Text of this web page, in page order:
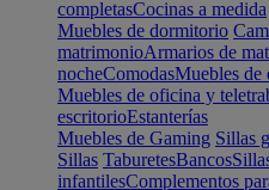
completasCocinas a medida
Muebles de dormitorio
matrimonioArmarios de
nocheComodasMuebles
Muebles de oficina y
escritorioEstanterías
Muebles de Gaming Sillas
Sillas TaburetesBancos
infantilesComplementos